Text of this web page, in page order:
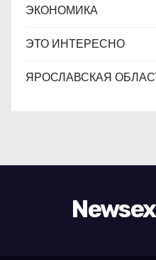
ЭКОНОМИКА
ЭТО ИНТЕРЕСНО
ЯРОСЛАВСКАЯ